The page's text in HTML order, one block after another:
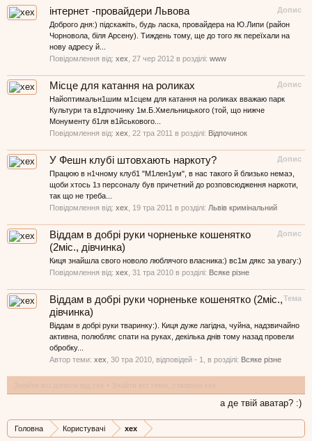
Допис
інтернет -провайдери Львова
Доброго дня:) підскажіть, будь ласка, провайдера на Ю.Липи (район
Чорновола, біля Арсену). Тиждень тому, ще до того як переїхали на
нову адресу й...
Повідомлення від: xex 27 чер 2012 в розділі: www
Допис
Місце для катання на роликах
Найоптимальн1шим м1сцем для катання на роликах вважаю парк
Культури та в1дпочинку 1м.Б.Хмельницького (той, що нижче
Монументу б1ля в1йськового...
Повідомлення від: xex 22 тра 2011 в розділі: Відпочинок
Допис
У Фешн клубі штовхають наркоту?
Працюю в н1чному клуб1 "М1лен1ум", в нас такого й близько немаэ,
щоби хтось 1з персоналу був причетний до розповсюдження наркоти,
так що не треба...
Повідомлення від: xex 19 тра 2011 в розділі: Львів кримінальний
Допис
Віддам в добрі руки чорненьке кошенятко
(2міс., дівчинка)
Киця знайшла свого новоло люблячого власника:) вс1м дякс за увагу:)
Повідомлення від: xex 31 тра 2010 в розділі: Всяке різне
Тема
Віддам в добрі руки чорненьке кошенятко (2міс.,
дівчинка)
Віддам в добрі руки тваринку:). Киця дуже лагідна, чуйна, надзвичайно
активна, полюбляє спати на руках, декілька днів тому назад провели
обробку...
Автор теми: xex 30 тра 2010 , відповідей - 1, в розділі: Всяке різне
а де твій аватар? :)
Головна Користувачі xex